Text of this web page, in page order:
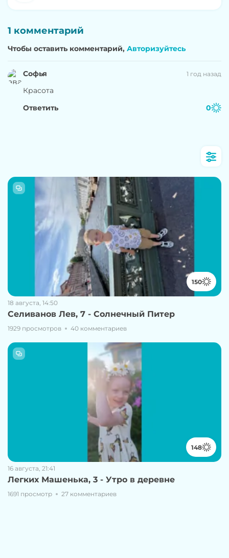
1 комментарий
Чтобы оставить комментарий, Авторизуйтесь
Софья 1 год назад
Красота
Ответить
0
150
18 августа, 14:50
Селиванов Лев, 7 - Солнечный Питер
1929 просмотров 40 комментариев
148
16 августа, 21:41
Легких Машенька, 3 - Утро в деревне
1691 просмотр 27 комментариев